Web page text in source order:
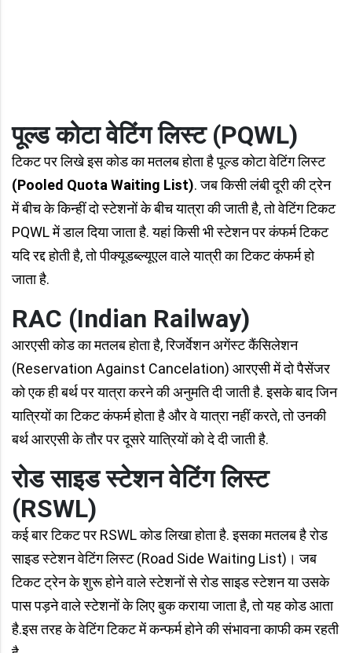
पूल्ड कोटा वेटिंग लिस्ट (PQWL)
टिकट पर लिखे इस कोड का मतलब होता है पूल्ड कोटा वेटिंग लिस्ट
(Pooled Quota Waiting List). जब किसी लंबी दूरी की ट्रेन
में बीच के किन्हीं दो स्टेशनों के बीच यात्रा की जाती है, तो वेटिंग टिकट
PQWL में डाल दिया जाता है. यहां किसी भी स्टेशन पर कंफर्म टिकट
यदि रद्द होती है, तो पीक्यूडब्ल्यूएल वाले यात्री का टिकट कंफर्म हो
जाता है.
RAC (Indian Railway)
आरएसी कोड का मतलब होता है, रिजर्वेशन अगेंस्ट कैंसिलेशन
(Reservation Against Cancelation) आरएसी में दो पैसेंजर
को एक ही बर्थ पर यात्रा करने की अनुमति दी जाती है. इसके बाद जिन
यात्रियों का टिकट कंफर्म होता है और वे यात्रा नहीं करते, तो उनकी
बर्थ आरएसी के तौर पर दूसरे यात्रियों को दे दी जाती है.
रोड साइड स्टेशन वेटिंग लिस्ट
(RSWL)
कई बार टिकट पर RSWL कोड लिखा होता है. इसका मतलब है रोड
साइड स्टेशन वेटिंग लिस्ट (Road Side Waiting List)। जब
टिकट ट्रेन के शुरू होने वाले स्टेशनों से रोड साइड स्टेशन या उसके
पास पड़ने वाले स्टेशनों के लिए बुक कराया जाता है, तो यह कोड आता
है.इस तरह के वेटिंग टिकट में कन्फर्म होने की संभावना काफी कम रहती